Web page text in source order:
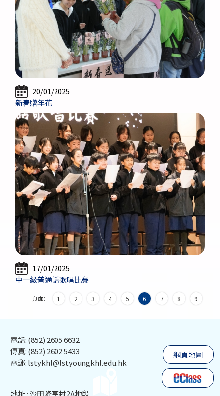
20/01/2025
新春贈年花
17/01/2025
中一級普通話歌唱比賽
頁面: 1 2 3 4 5 6 7 8 9
電話: (852) 2605 6632
傳真: (852) 2602 5433
電郵: lstykhl@lstyoungkhl.edu.hk
地址 : 沙田隆亨村2A地段
網頁地圖